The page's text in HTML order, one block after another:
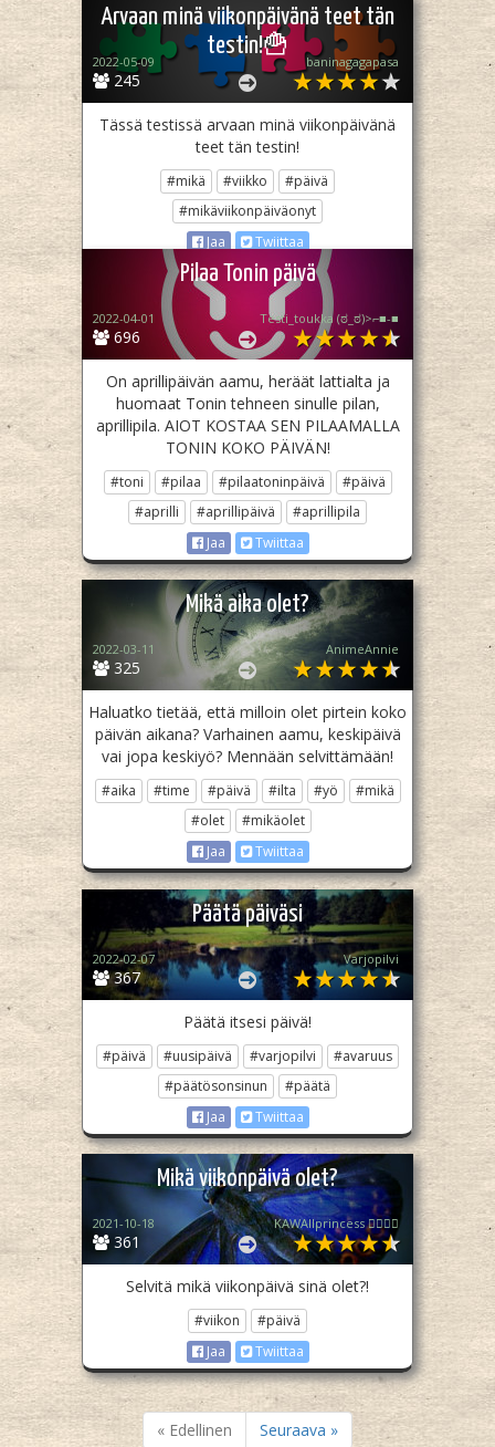
Arvaan minä viikonpäivänä teet tän
testin!🍟
245
2022-05-09 baninagagapasa
Tässä testissä arvaan minä viikonpäivänä
teet tän testin!
#mikä #viikko
#päivä
#mikäviikonpäiväonyt
Jaa
Twiittaa
Pilaa Tonin päivä
696
2022-04-01 Testi_toukka (⁠ಠ⁠_⁠ಠ⁠)⁠>⁠⌐⁠■⁠-⁠■
On aprillipäivän aamu, heräät lattialta ja
huomaat Tonin tehneen sinulle pilan,
aprillipila. AIOT KOSTAA SEN PILAAMALLA
TONIN KOKO PÄIVÄN!
#toni #pilaa #pilaatoninpäivä
#päivä
#aprilli
#aprillipäivä
#aprillipila
Jaa
Twiittaa
Mikä aika olet?
325
2022-03-11 AnimeAnnie
Haluatko tietää, että milloin olet pirtein koko
päivän aikana? Varhainen aamu, keskipäivä
vai jopa keskiyö? Mennään selvittämään!
#aika #time #päivä #ilta #yö
#mikä
#olet
#mikäolet
Jaa
Twiittaa
Päätä päiväsi
367
2022-02-07 Varjopilvi
Päätä itsesi päivä!
#päivä #uusipäivä #varjopilvi
#avaruus
#päätösonsinun
#päätä
Jaa
Twiittaa
Mikä viikonpäivä olet?
361
2021-10-18 KAWAIIprincess 🧚🏼‍♀️✨
Selvitä mikä viikonpäivä sinä olet?!
#viikon
#päivä
Jaa
Twiittaa
« Edellinen Seuraava »